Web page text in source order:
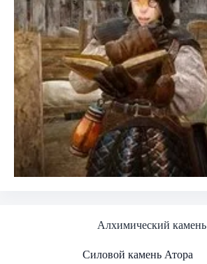
Алхимический камень
Силовой камень Атора